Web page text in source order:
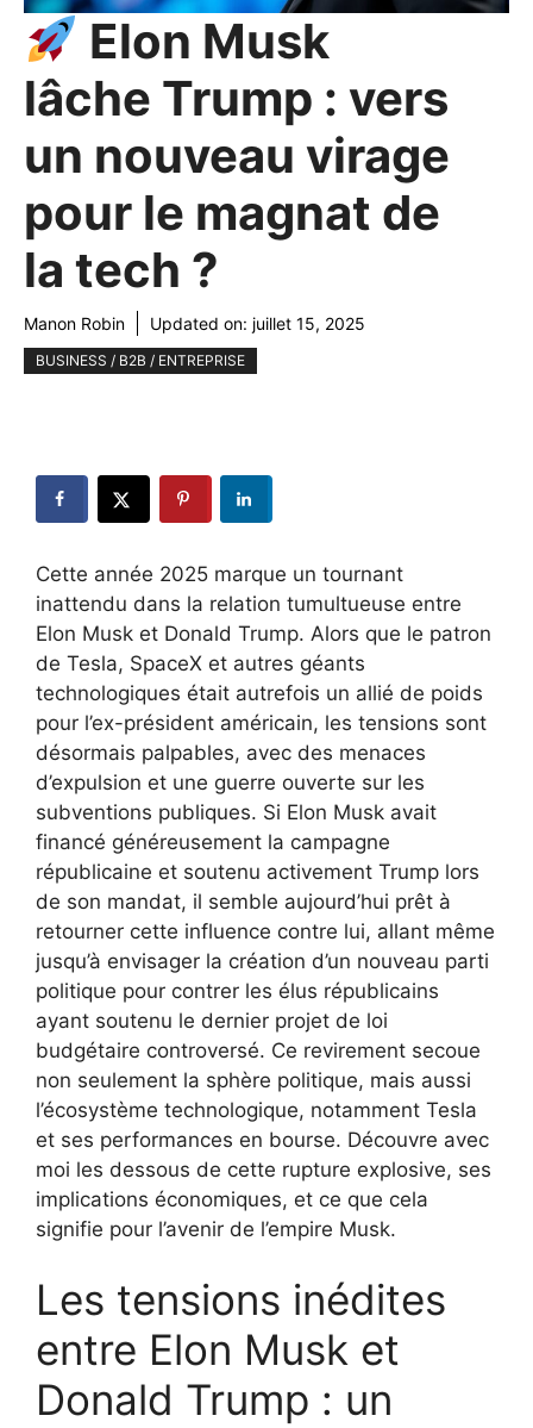
Elon Musk
lâche Trump : vers
un nouveau virage
pour le magnat de
la tech ?
Manon Robin Updated on: juillet 15, 2025
BUSINESS / B2B / ENTREPRISE
Cette année 2025 marque un tournant
inattendu dans la relation tumultueuse entre
Elon Musk et Donald Trump. Alors que le patron
de Tesla, SpaceX et autres géants
technologiques était autrefois un allié de poids
pour l’ex-président américain, les tensions sont
désormais palpables, avec des menaces
d’expulsion et une guerre ouverte sur les
subventions publiques. Si Elon Musk avait
financé généreusement la campagne
républicaine et soutenu activement Trump lors
de son mandat, il semble aujourd’hui prêt à
retourner cette influence contre lui, allant même
jusqu’à envisager la création d’un nouveau parti
politique pour contrer les élus républicains
ayant soutenu le dernier projet de loi
budgétaire controversé. Ce revirement secoue
non seulement la sphère politique, mais aussi
l’écosystème technologique, notamment Tesla
et ses performances en bourse. Découvre avec
moi les dessous de cette rupture explosive, ses
implications économiques, et ce que cela
signifie pour l’avenir de l’empire Musk.
Les tensions inédites
entre Elon Musk et
Donald Trump : un